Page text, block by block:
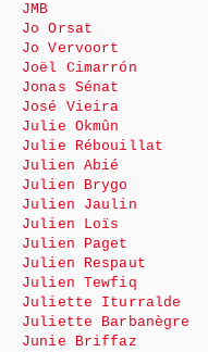
JMB
Jo Orsat
Jo Vervoort
Joël Cimarrón
Jonas Sénat
José Vieira
Julie Okmûn
Julie Rébouillat
Julien Abié
Julien Brygo
Julien Jaulin
Julien Loïs
Julien Paget
Julien Respaut
Julien Tewfiq
Juliette Iturralde
Juliette Barbanègre
Junie Briffaz